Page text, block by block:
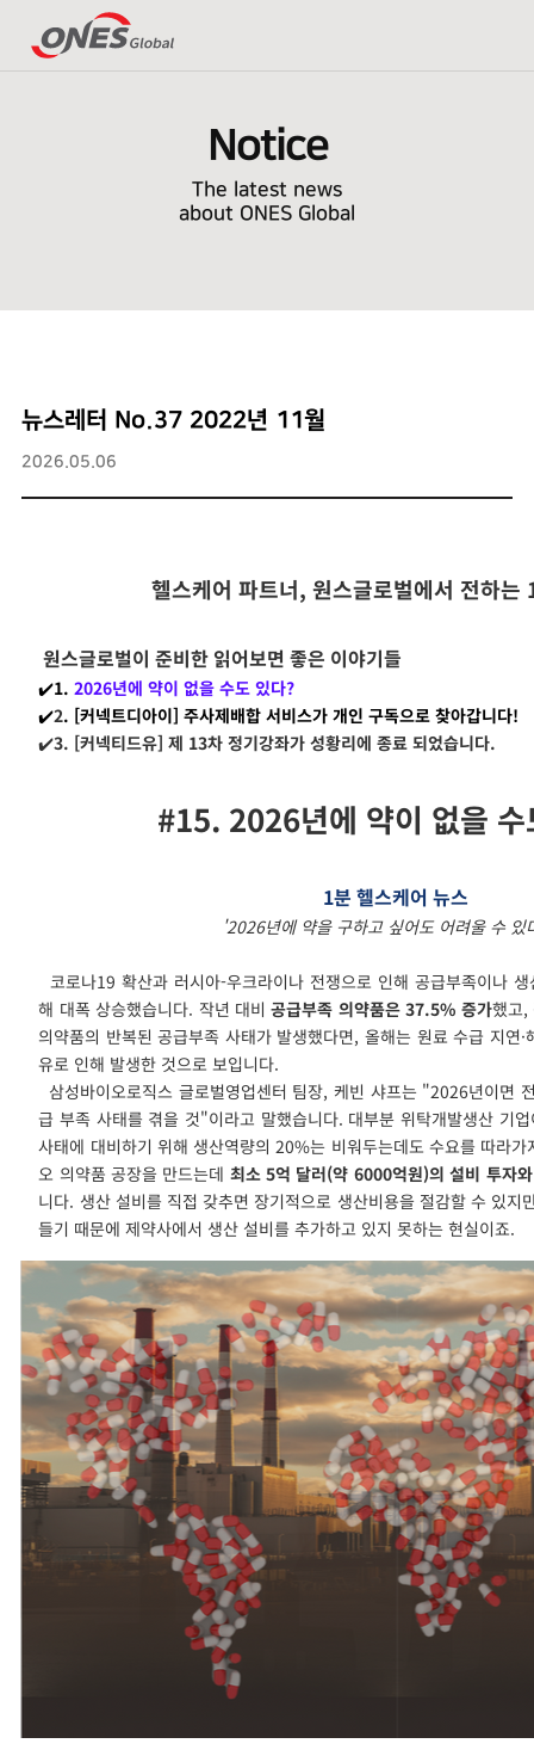
Notice
The latest news
about ONES Global
뉴스레터 No.37 2022년 11월
2026.05.06
헬스케어 파트너, 원스글로벌에서 전하
원스글로벌이 준비한 읽어보면 좋은 이야기들
✔️1.2026년에 약이 없을 수도 있다?
✔️2. [커넥트디아이] 주사제배합 서비스가 개인 구독으로 찾아갑니다!
✔️3. [커넥티드유] 제 13차 정기강좌가 성황리에 종료 되었습니다.
#15. 2026년에 약이 없을 수
1분헬스케어 뉴스
'2026년에 약을 구하고 싶어도 어려울 수 있
코로나19 확산과 러시아-우크라이나 전쟁으로 인해 공급부족이나
해 대폭 상승했습니다. 작년 대비공급부족 의약품은 37.5% 증가했고,
의약품의 반복된 공급부족 사태가 발생했다면, 올해는 원료 수급 지연
유로 인해 발생한 것으로 보입니다.
삼성바이오로직스 글로벌영업센터 팀장, 케빈 샤프는 "2026년이면
급 부족 사태를 겪을 것"이라고 말했습니다. 대부분 위탁개발생산 기
사태에 대비하기 위해 생산역량의 20%는 비워두는데도 수요를 따라
오 의약품 공장을 만드는데 최소 5억 달러(약 6000억원)의 설비 투자
니다. 생산 설비를 직접 갖추면 장기적으로 생산비용을 절감할 수 있지
들기 때문에 제약사에서 생산 설비를 추가하고 있지 못하는 현실이죠.